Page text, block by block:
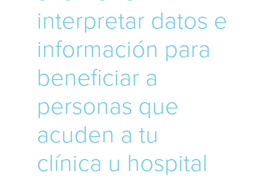
interpretar datos e
información para
beneficiar a
personas que
acuden a tu
clínica u hospital